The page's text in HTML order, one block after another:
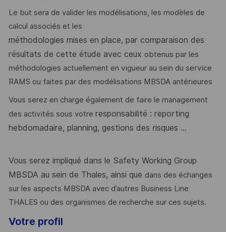
Le but sera de valider les modélisations, les modèles de
calcul associés et les
méthodologies mises en place, par comparaison des
résultats de cette étude avec ceux obtenus par les
méthodologies actuellement en vigueur au sein du service
RAMS ou faites par des modélisations MBSDA antérieures
Vous serez en charge également de faire le management
des activités sous votre responsabilité : reporting
hebdomadaire, planning, gestions des risques ...
Vous serez impliqué dans le Safety Working Group
MBSDA au sein de Thales, ainsi que dans des échanges
sur les aspects MBSDA avec d’autres Business Line
THALES ou des organismes de recherche sur ces sujets.
Votre profil